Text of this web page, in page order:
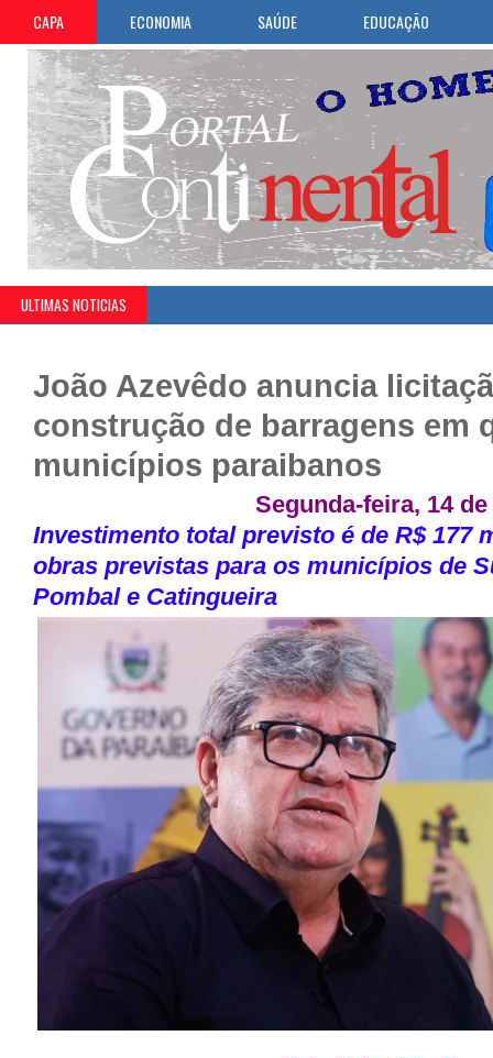
CAPA ECONOMIA SAÚDE EDUCAÇÃO
ULTIMAS NOTICIAS
João Azevêdo anuncia
construção de barragens em
municípios paraibanos
Segunda-feira, 14
Investimento total previsto é de R$ 177
obras previstas para os municípios de
Pombal e Catingueira